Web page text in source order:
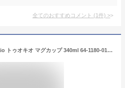
全てのおすすめコメント (1件) >
Arabia [ アラビア ]Tuokio トゥオキオ マグカップ 340ml 64-1180-018467-0 フィンランド北欧食器 磁器 新生活 [並行輸入品]